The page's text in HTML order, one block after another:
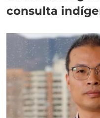
consulta